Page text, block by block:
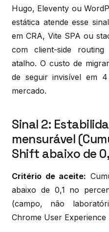
Hugo, Eleventy ou
estática atende esse
em CRA, Vite SPA ou
com client-side
atalho. O custo de
de seguir invisível em
mercado.
Sinal 2:
mensurável
Shift abaixo de
Critério de aceite:
abaixo de 0,1 no
(campo, não
Chrome User Experience